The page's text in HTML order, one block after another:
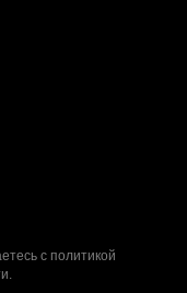
с политикой
.